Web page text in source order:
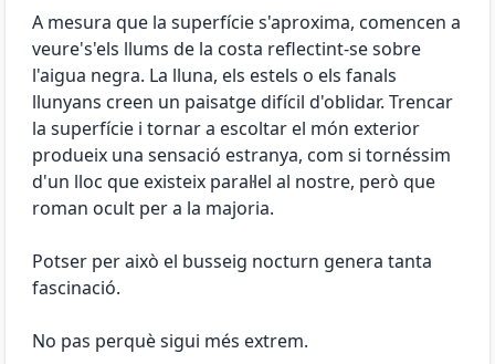
A mesura que la superfície s'aproxima, comencen a
veure's'els llums de la costa reflectint-se sobre
l'aigua negra. La lluna, els estels o els fanals
llunyans creen un paisatge difícil d'oblidar. Trencar
la superfície i tornar a escoltar el món exterior
produeix una sensació estranya, com si tornéssim
d'un lloc que existeix paral·lel al nostre, però que
roman ocult per a la majoria.
Potser per això el busseig nocturn genera tanta
fascinació.
No pas perquè sigui més extrem.